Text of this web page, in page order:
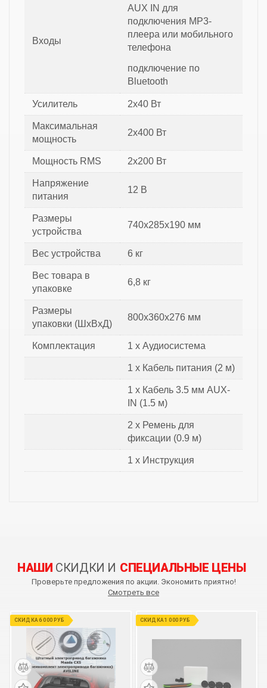
Входы
AUX IN для
подключения MP3-
плеера или мобильного
телефона
подключение по
Bluetooth
Усилитель 2х40 Вт
Максимальная
мощность
2х400 Вт
Мощность RMS 2х200 Вт
Напряжение
питания
12 В
Размеры
устройства
740x285x190 мм
Вес устройства 6 кг
Вес товара в
упаковке
6,8 кг
Размеры
упаковки (ШхВхД)
800х360х276 мм
Комплектация 1 х Аудиосистема
1 х Кабель питания (2 м)
1 х Кабель 3.5 мм AUX-
IN (1.5 м)
2 х Ремень для
фиксации (0.9 м)
1 х Инструкция
НАШИ СКИДКИ И СПЕЦИАЛЬНЫЕ ЦЕНЫ
Проверьте предложения по акции. Экономить приятно!
Смотреть все
СКИДКА 6 000 РУБ СКИДКА 1 000 РУБ